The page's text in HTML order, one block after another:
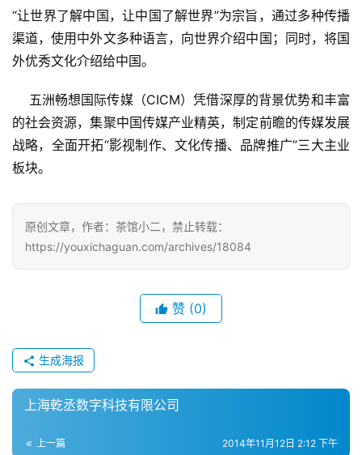
戏
业
界
机
游
戏
游
戏
戏
“让世界了解中国，让中国了解世界”为宗旨，通过多种传播
渠道，使用中外文多种语言，向世界介绍中国；同时，将国
外优秀文化介绍给中国。
的社会资源，集聚中国传媒产业精英，制定前瞻的传媒发展
战略，全面开拓“影视制作、文化传播、品牌推广”三大主业
板块。
原创文章，作者：茶馆小二，禁止转载：
https://youxichaguan.com/archives/18084
赞 (0)
生成海报
上海乾丞数字科技有限公司
上一篇 2014年11月12日 2:12 下午